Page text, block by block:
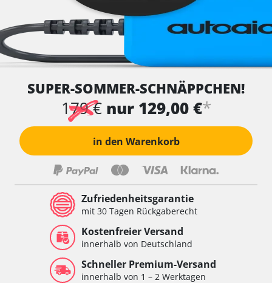
SUPER-SOMMER-SCHNÄPPCHEN!
179 € nur 129,00 €*
in den Warenkorb
Zufriedenheitsgarantie
mit 30 Tagen Rückgaberecht
Kostenfreier Versand
innerhalb von Deutschland
Schneller Premium-Versand
innerhalb von 1 – 2 Werktagen